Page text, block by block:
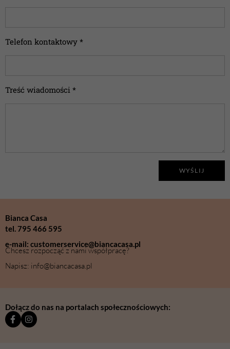
Telefon kontaktowy *
Treść wiadomości *
WYŚLIJ
Bianca Casa
tel. 795 466 595
e-mail: customerservice@biancacasa.pl
Chcesz rozpocząć z nami współpracę?
Napisz: info@biancacasa.pl
Dołącz do nas na portalach społecznościowych: